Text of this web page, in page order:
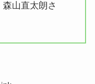
山直太朗さ